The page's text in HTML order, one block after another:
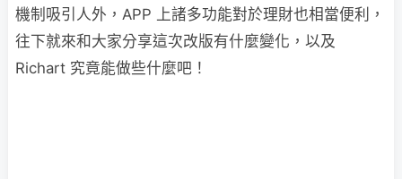
機制吸引人外，APP 上諸多功能對於理財也相當便利，
往下就來和大家分享這次改版有什麼變化，以及
Richart 究竟能做些什麼吧！